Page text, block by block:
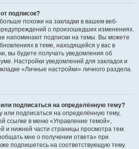
подписок?
похожи на закладки в вашем веб-
о произошедших изменениях.
напоминают подписки на темы. Вы можете
в теме, находящейся у вас в
вы будете получать уведомления об
Настройки уведомлений для закладок и
«Личные настройки» личного раздела.
подписаться на определённую тему?
или подписаться на определённую тему,
ссылке в меню «Управление темой»,
и нижней части страницы просмотра тем.
мне о получении ответа» при
подпишетесь на соответствующую тему.